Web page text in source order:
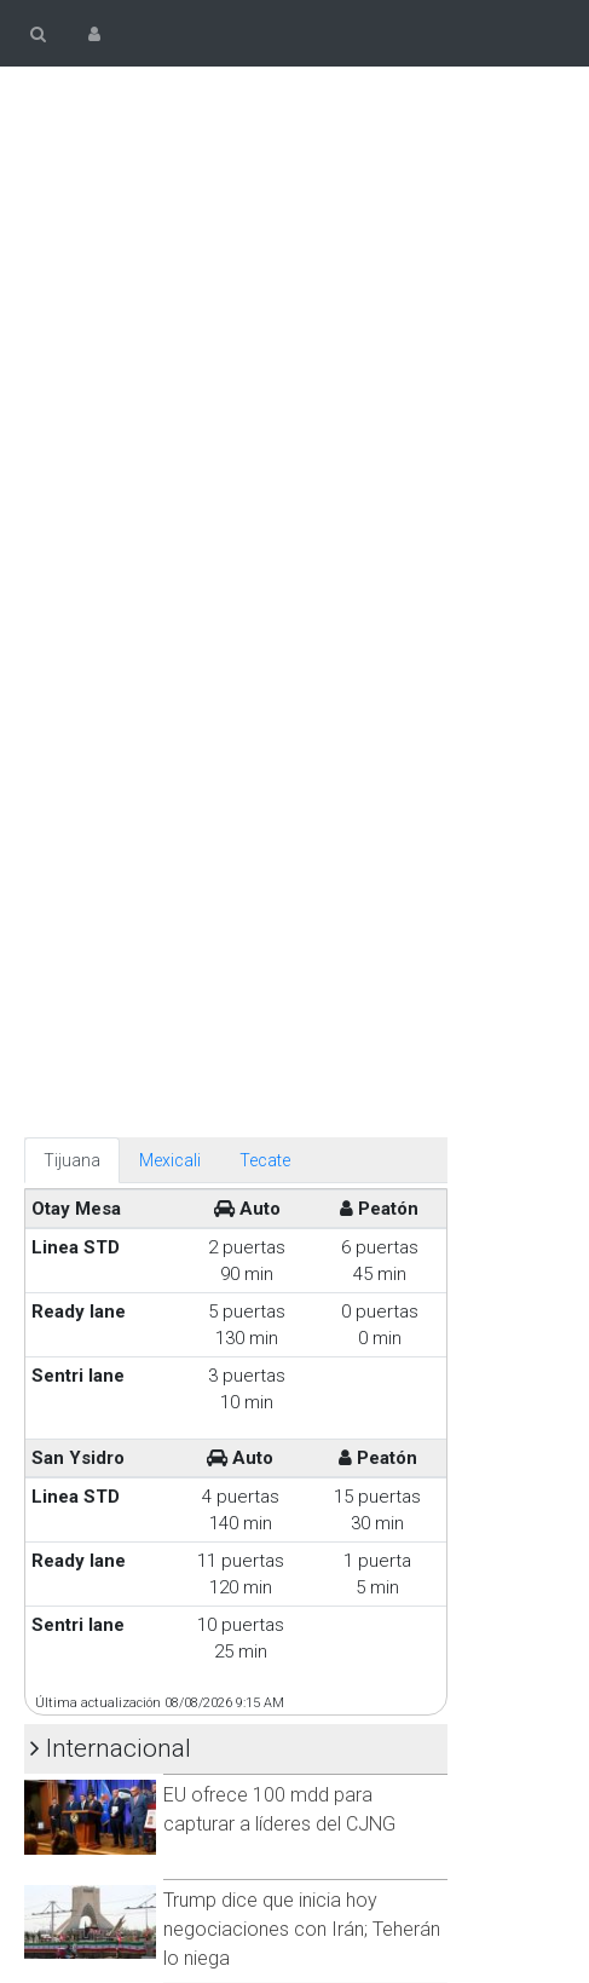
Tijuana Mexicali Tecate
Otay Mesa Auto
Peatón
Linea STD
2 puertas
90 min
6 puertas
45 min
Ready lane
5 puertas
130 min
0 puertas
0 min
Sentri lane
3 puertas
10 min
San Ysidro Auto
Peatón
Linea STD
4 puertas
140 min
15 puertas
30 min
Ready lane
11 puertas
120 min
1 puerta
5 min
Sentri lane
10 puertas
25 min
Última actualización 08/08/2026 9:15 AM
Internacional
EU ofrece 100 mdd para
capturar a líderes del CJNG
Trump dice que inicia hoy
negociaciones con Irán; Teherán
lo niega